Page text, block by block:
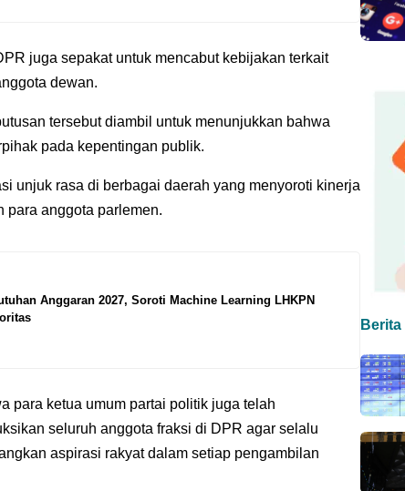
juga sepakat untuk mencabut kebijakan terkait
dewan.
tersebut diambil untuk menunjukkan bahwa
pada kepentingan publik.
unjuk rasa di berbagai daerah yang menyoroti kinerja
para anggota parlemen.
Anggaran 2027, Soroti Machine Learning LHKPN
para ketua umum partai politik juga telah
seluruh anggota fraksi di DPR agar selalu
aspirasi rakyat dalam setiap pengambilan